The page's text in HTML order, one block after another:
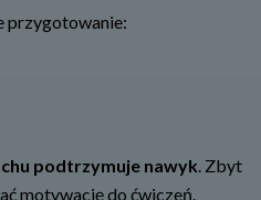
przygotowanie:
podtrzymuje nawyk . Zbyt
motywację do ćwiczeń.